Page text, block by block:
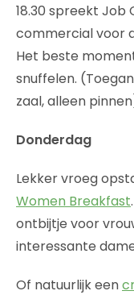
18.30 spreekt Job
commercial voor
Het beste
snuffelen.
zaal, alleen
Donderdag
Lekker vroeg
Women Breakfast
ontbijtje voor
interessante
Of natuurlijk een